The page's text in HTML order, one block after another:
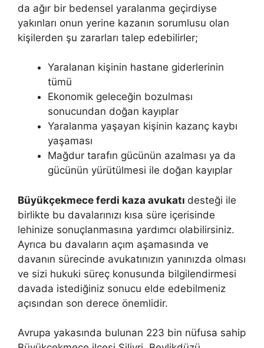
da ağır bir bedensel yaralanma geçirdiyse
yakınları onun yerine kazanın sorumlusu olan
kişilerden şu zararları talep edebilirler;
Yaralanan kişinin hastane giderlerinin
tümü
Ekonomik geleceğin bozulması
sonucundan doğan kayıplar
Yaralanma yaşayan kişinin kazanç kaybı
yaşaması
Mağdur tarafın gücünün azalması ya da
gücünün yürütülmesi ile doğan kayıplar
Büyükçekmece ferdi kaza avukatı desteği ile
birlikte bu davalarınızı kısa süre içerisinde
lehinize sonuçlanmasına yardımcı olabilirsiniz.
Ayrıca bu davaların açım aşamasında ve
davanın sürecinde avukatınızın yanınızda olması
ve sizi hukuki süreç konusunda bilgilendirmesi
davada istediğiniz sonucu elde edebilmeniz
açısından son derece önemlidir.
Avrupa yakasında bulunan 223 bin nüfusa sahip